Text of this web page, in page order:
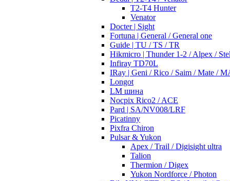
T2-T4 Hunter
Venator
Docter | Sight
Fortuna | General / General one
Guide | TU / TS / TR
Hikmicro | Thunder 1-2 / Alpex /
Infiray TD70L
IRay | Geni / Rico / Saim / Mate /
Longot
LM шина
Nocpix Rico2 / ACE
Pard | SA/NV008/LRF
Picatinny
Pixfra Chiron
Pulsar & Yukon
Apex / Trail / Digisight ultra
Talion
Thermion / Digex
Yukon Nordforce / Photon